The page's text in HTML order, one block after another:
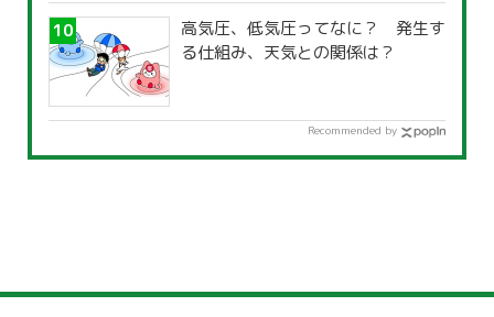
高気圧、低気圧ってなに？ 発生す
る仕組み、天気との関係は？
Recommended by